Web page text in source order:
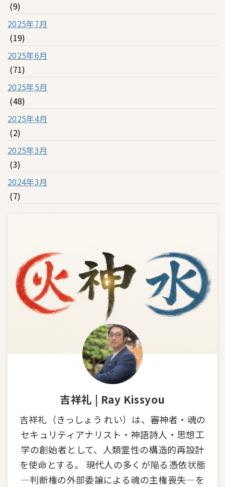
(9)
2025年7月
(19)
2025年6月
(71)
2025年5月
(48)
2025年4月
(2)
2025年3月
(3)
2024年3月
(7)
吉祥礼 | Ray Kissyou
吉祥礼（きっしょう れい）は、審神者・魂の
セキュリティアナリスト・神語詩人・思想工
学の創始者として、人類霊性の構造的再設計
を使命とする。 現代人の多くが陥る憑依状態
—判断権の外部委譲による魂の主権喪失—を